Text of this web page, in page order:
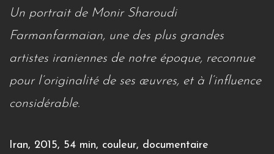
Un portrait de Monir Sharoudi
Farmanfarmaian, une des plus grandes
artistes iraniennes de notre époque, reconnue
pour l’originalité de ses œuvres, et à l’influence
considérable.
Iran, 2015, 54 min, couleur, documentaire